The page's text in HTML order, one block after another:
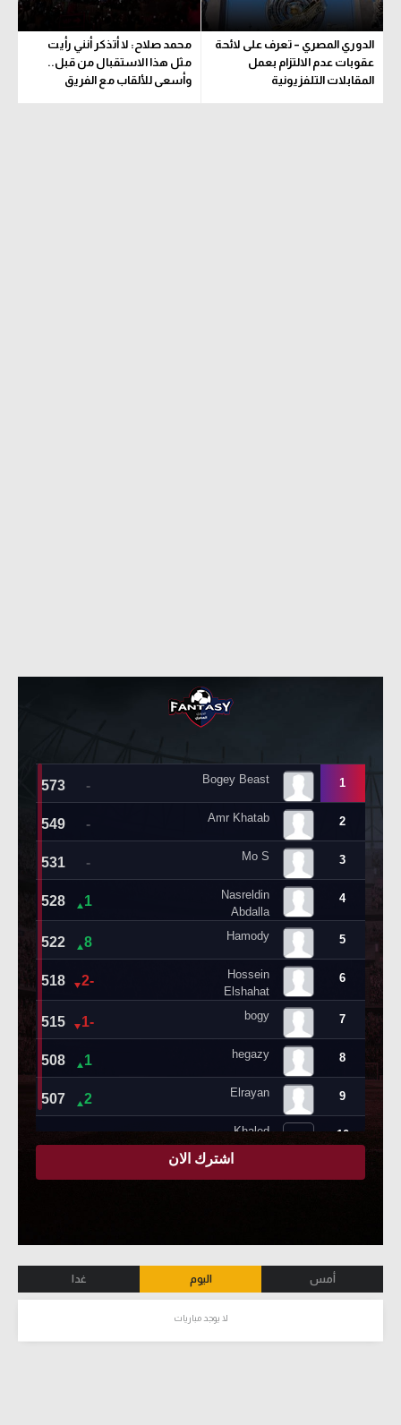
الدوري المصري – تعرف على لائحة
عقوبات عدم الالتزام بعمل
المقابلات التلفزيونية
محمد صلاح: لا أتذكر أنني رأيت
مثل هذا الاستقبال من قبل..
وأسعى للألقاب مع الفريق
أمس اليوم غدا
لا يوجد مباريات